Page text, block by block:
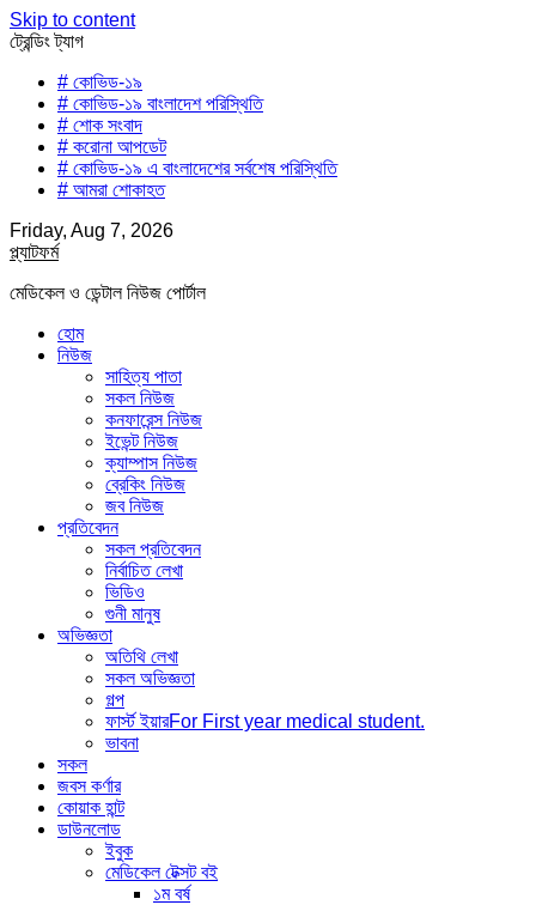
Skip to content
ট্রেন্ডিং ট্যাগ
# কোভিড-১৯
# কোভিড-১৯ বাংলাদেশ পরিস্থিতি
# শোক সংবাদ
# করোনা আপডেট
# কোভিড-১৯ এ বাংলাদেশের সর্বশেষ পরিস্থিতি
# আমরা শোকাহত
Friday, Aug 7, 2026
প্ল্যাটফর্ম
মেডিকেল ও ডেন্টাল নিউজ পোর্টাল
হোম
নিউজ
সাহিত্য পাতা
সকল নিউজ
কনফারেন্স নিউজ
ইভেন্ট নিউজ
ক্যাম্পাস নিউজ
ব্রেকিং নিউজ
জব নিউজ
প্রতিবেদন
সকল প্রতিবেদন
নির্বাচিত লেখা
ভিডিও
গুনী মানুষ
অভিজ্ঞতা
অতিথি লেখা
সকল অভিজ্ঞতা
গল্প
ফার্স্ট ইয়ারFor First year medical student.
ভাবনা
সকল
জবস কর্ণার
কোয়াক হান্ট
ডাউনলোড
ইবুক
মেডিকেল টেক্সট বই
১ম বর্ষ